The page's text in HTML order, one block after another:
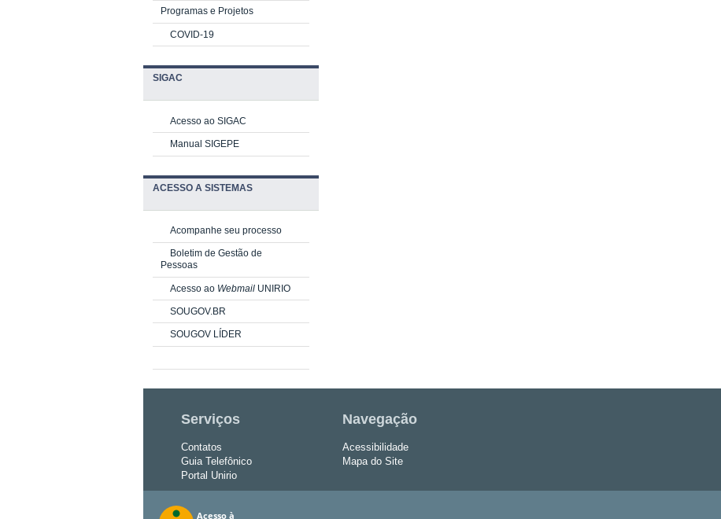
Programas e Projetos
COVID-19
SIGAC
Acesso ao SIGAC
Manual SIGEPE
ACESSO A SISTEMAS
Acompanhe seu processo
Boletim de Gestão de
Pessoas
Acesso ao Webmail UNIRIO
SOUGOV.BR
SOUGOV LÍDER
Serviços
Contatos
Guia Telefônico
Portal Unirio
Navegação
Acessibilidade
Mapa do Site